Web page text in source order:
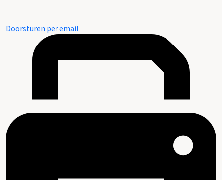
Doorsturen per email